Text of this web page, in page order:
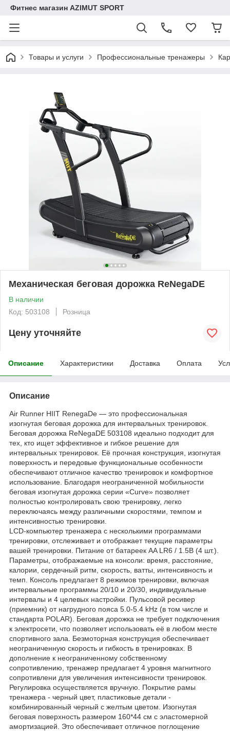
Фитнес магазин AZIMUT SPORT
Товары и услуги Профессиональные тренажеры
Механическая беговая дорожка ReNegaDE
В наличии
Код: 503108
Розница
Цену уточняйте
Описание Характеристики Доставка Оплата
Описание
Air Runner HIIT RenegaDe — это профессиональная
изогнутая беговая дорожка для интервальных тренировок.
Беговая дорожка ReNegaDE 503108 идеально подходит для
тех, кто ищет эффективное и гибкое решение для
интервальных тренировок. Её прочная конструкция, изогнутая
поверхность и передовые функциональные особенности
обеспечивают отличное качество тренировок и комфортное
использование. Благодаря неограниченной мобильности
беговая изогнутая дорожка серии «Curve» позволяет
полностью контролировать свою тренировку, легко
переключаясь между различными скоростями, темпом и
интенсивностью тренировки.
LCD-компьютер тренажера с несколькими программами
тренировки, отслеживает и отображает текущие параметры
вашей тренировки. Питание от батареек AA LR6 / 1.5В (4 шт.).
Параметры, отображаемые на консоли: время, расстояние,
калории, сердечный ритм, скорость, ватты, интенсивность и
темп. Консоль предлагает 8 режимов тренировки, включая
интервальные программы 20/10 и 20/30, индивидуальные
интервалы и 4 целевых настройки. Пульсовой ресивер
(приемник) от нагрудного пояса 5.0-5.4 kHz (в том числе и
стандарта POLAR). Беговая дорожка не требует подключения
к электросети, что позволяет использовать её в любом месте
спортивного зала. Безмоторная конструкция обеспечивает
неограниченную скорость и гибкость в тренировках. В
дополнение к неограниченному собственному
сопротивлению, тренажер предлагает 4 уровня магнитного
сопротивлени для увеличения интенсивности тренировок.
Регулировка осуществляется вручную. Покрытие рамы
тренажера - черный цвет, пластиковые детали -
комбинированный черный с желтым цветом. Изогнутая
беговая поверхность размером 160*44 см с эластомерной
амортизацией. Это обеспечивает отличное поглощение